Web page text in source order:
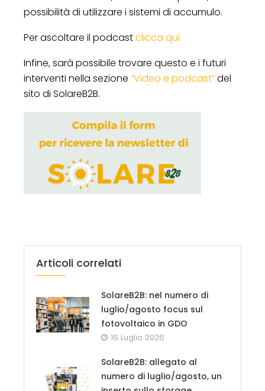
possibilità di utilizzare i sistemi di accumulo.
Per ascoltare il podcastclicca qui
Infine, sarà possibile trovare questo e i futuri
interventi nella sezione “Video e podcast”del
sito di SolareB2B.
Articoli correlati
SolareB2B: nel numero di
luglio/agosto focus sul
fotovoltaico in GDO
16 Luglio 2026
SolareB2B: allegato al
numero di luglio/agosto, un